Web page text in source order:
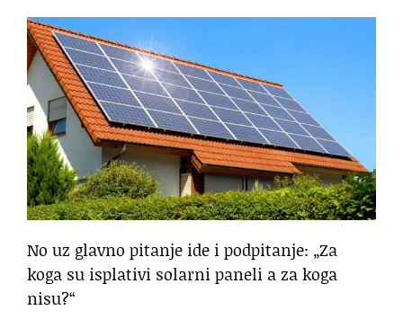
No uz glavno pitanje ide i podpitanje: „Za
koga su isplativi solarni paneli a za koga
nisu?“